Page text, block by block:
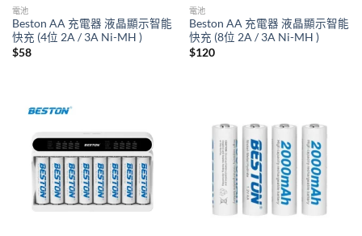
電池
Beston AA 充電器 液晶顯示智能
快充 (4位 2A / 3A Ni-MH )
$58
電池
Beston AA 充電器 液晶顯示智能
快充 (8位 2A / 3A Ni-MH )
$120